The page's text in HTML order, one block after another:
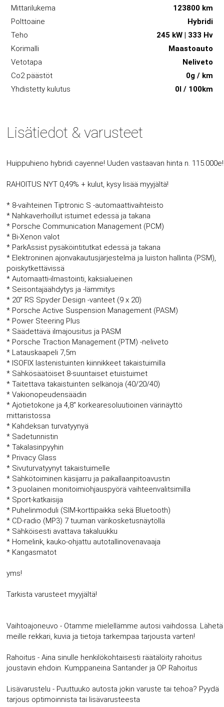
Mittarilukema
123800 km
Polttoaine
Hybridi
Teho
245 kW | 333 Hv
Korimalli
Maastoauto
Vetotapa
Neliveto
Co2 päästöt
0g / km
Yhdistetty kulutus
0l / 100km
Lisätiedot & varusteet
Huippuhieno hybridi cayenne! Uuden vastaavan hinta n. 115.000e!
RAHOITUS NYT 0,49% + kulut, kysy lisää myyjältä!
* 8-vaihteinen Tiptronic S -automaattivaihteisto
* Nahkaverhoillut istuimet edessä ja takana
* Porsche Communication Management (PCM)
* Bi-Xenon valot
* ParkAssist pysäköintitutkat edessä ja takana
* Elektroninen ajonvakautusjärjestelmä ja luiston hallinta (PSM),
poiskytkettävissä
* Automaatti-ilmastointi, kaksialueinen
* Seisontajäähdytys ja -lämmitys
* 20" RS Spyder Design -vanteet (9 x 20)
* Porsche Active Suspension Management (PASM)
* Power Steering Plus
* Säädettävä ilmajousitus ja PASM
* Porsche Traction Management (PTM) -neliveto
* Latauskaapeli 7,5m
* ISOFIX lastenistuinten kiinnikkeet takaistuimilla
* Sähkösäätöiset 8-suuntaiset etuistuimet
* Taitettava takaistuinten selkänoja (40/20/40)
* Vakionopeudensäädin
* Ajotietokone ja 4,8" korkearesoluutioinen värinäyttö
mittaristossa
* Kahdeksan turvatyynyä
* Sadetunnistin
* Takalasinpyyhin
* Privacy Glass
* Sivuturvatyynyt takaistuimelle
* Sähkötoiminen käsijarru ja paikallaanpitoavustin
* 3-puolainen monitoimiohjauspyörä vaihteenvalitsimilla
* Sport-katkaisija
* Puhelinmoduli (SIM-korttipaikka sekä Bluetooth)
* CD-radio (MP3) 7 tuuman värikosketusnäytöllä
* Sähköisesti avattava takaluukku
* Homelink, kauko-ohjattu autotallinovenavaaja
* Kangasmatot
yms!
Tarkista varusteet myyjältä!
Vaihtoajoneuvo - Otamme mielellämme autosi vaihdossa. Lähetä
meille rekkari, kuvia ja tietoja tarkempaa tarjousta varten!
Rahoitus - Aina sinulle henkilökohtaisesti räätälöity rahoitus
joustavin ehdoin. Kumppaneina Santander ja OP Rahoitus
Lisävarustelu - Puuttuuko autosta jokin varuste tai tehoa? Pyydä
tarjous optimoinnista tai lisävarusteesta